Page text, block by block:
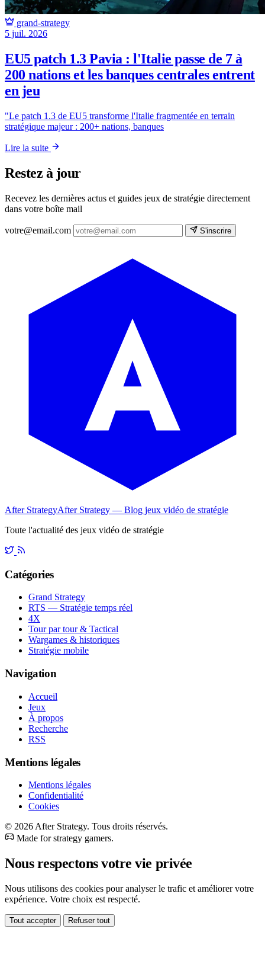
grand-strategy
5 juil. 2026
EU5 patch 1.3 Pavia : l'Italie passe de 7 à
200 nations et les banques centrales entrent
en jeu
"Le patch 1.3 de EU5 transforme l'Italie fragmentée en terrain
stratégique majeur : 200+ nations, banques
Lire la suite
Restez à jour
Recevez les dernières actus et guides jeux de stratégie directement
dans votre boîte mail
votre@email.com S'inscrire
After StrategyAfter Strategy — Blog jeux vidéo de stratégie
Toute l'actualité des jeux vidéo de stratégie
Catégories
Grand Strategy
RTS — Stratégie temps réel
4X
Tour par tour & Tactical
Wargames & historiques
Stratégie mobile
Navigation
Accueil
Jeux
À propos
Recherche
RSS
Mentions légales
Mentions légales
Confidentialité
Cookies
© 2026 After Strategy. Tous droits réservés.
Made for strategy gamers.
Nous respectons votre vie privée
Nous utilisons des cookies pour analyser le trafic et améliorer votre
expérience. Votre choix est respecté.
Tout accepter Refuser tout